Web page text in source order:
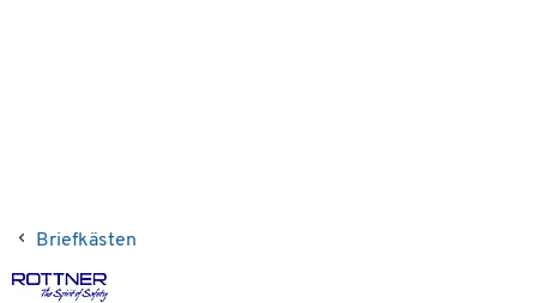
Briefkästen